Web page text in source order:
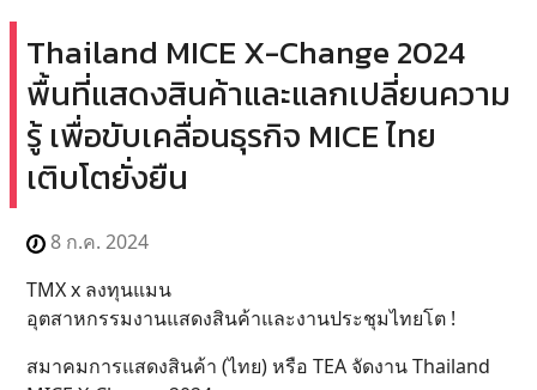
Thailand MICE X-Change 2024
พื้นที่แสดงสินค้าและแลกเปลี่ยนความ
รู้ เพื่อขับเคลื่อนธุรกิจ MICE ไทย
เติบโตยั่งยืน
8 ก.ค. 2024
TMX x ลงทุนแมน
อุตสาหกรรมงานแสดงสินค้าและงานประชุมไทยโต !
สมาคมการแสดงสินค้า (ไทย) หรือ TEA จัดงาน Thailand